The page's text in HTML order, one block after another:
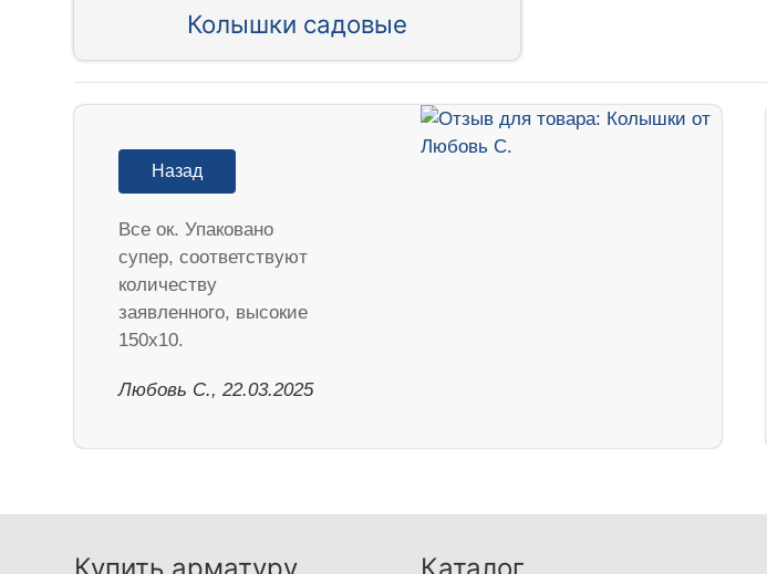
Колышки садовые
Назад
Все ок. Упаковано
супер, соответствуют
количеству
заявленного, высокие
150х10.
Любовь С., 22.03.2025
Купить арматуру Каталог